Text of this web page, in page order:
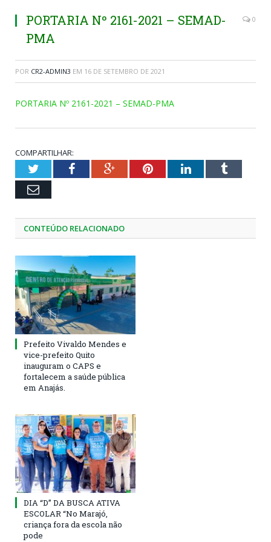
PORTARIA Nº 2161-2021 – SEMAD-
PMA
0
POR CR2-ADMIN3 EM 16 DE SETEMBRO DE 2021
PORTARIA Nº 2161-2021 – SEMAD-PMA
COMPARTILHAR:
TwitterFacebookGoogle+PinterestLinkedInTumblr
Email
CONTEÚDO RELACIONADO
Prefeito Vivaldo Mendes e
vice-prefeito Quito
inauguram o CAPS e
fortalecem a saúde pública
em Anajás.
DIA “D” DA BUSCA ATIVA
ESCOLAR “No Marajó,
criança fora da escola não
pode